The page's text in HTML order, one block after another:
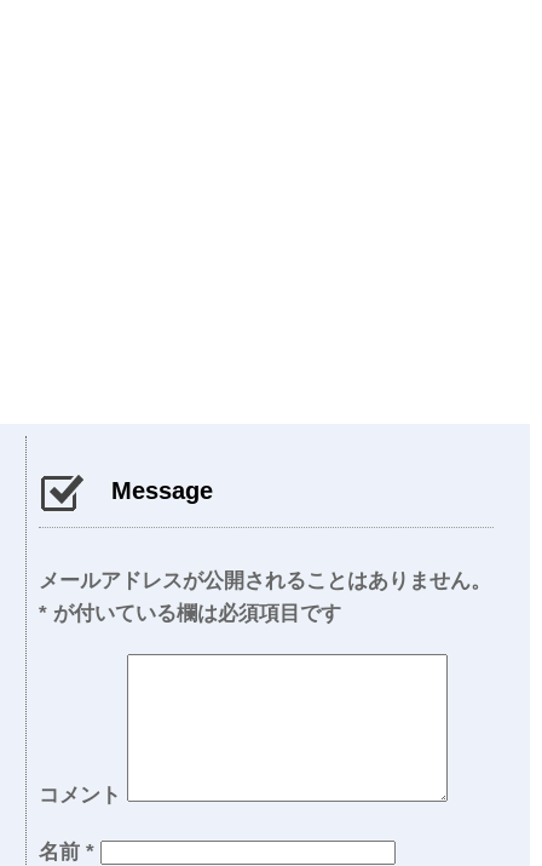
Message
メールアドレスが公開されることはありません。
* が付いている欄は必須項目です
コメント
名前 *